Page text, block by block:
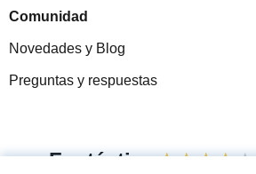
Comunidad
Novedades y Blog
Preguntas y respuestas
Fantástica★★★★★